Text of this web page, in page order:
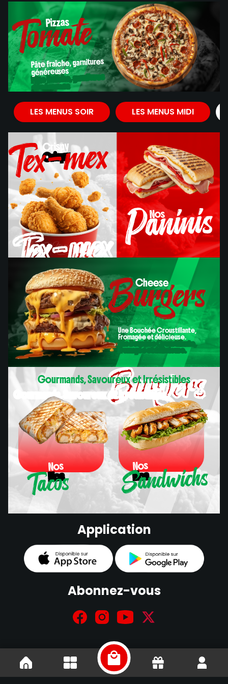
Pizzas
Pizzas
Tomate
Tomate
Pâte fraîche, garnitures
généreuses
Pâte fraîche, garnitures
généreuses
LES MENUS SOIR LES MENUS MIDI
Crispy
Crispy
Tex-mex
Tex-mex
Nos
Nos
Paninis
Paninis
Cheese
Cheese
Burgers
Burgers
Une Bouchée Croustillante,
Fromagée et délicieuse.
Une Bouchée Croustillante,
Fromagée et délicieuse.
Gourmands, Savoureux et Irrésistibles
Gourmands, Savoureux et Irrésistibles
Nos
Nos
Tacos
Tacos
Nos
Nos
Sandwichs
Sandwichs
Application
Abonnez-vous